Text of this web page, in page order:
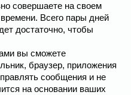
совершаете на своем
Всего пары дней
достаточно, чтобы
вы сможете
браузер, приложения
сообщения и не
на основании ваших